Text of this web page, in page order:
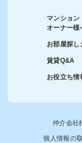
マンション
オーナー様
お部屋探し
賃貸Q&A
お役立ち情
仲介会社
個人情報の